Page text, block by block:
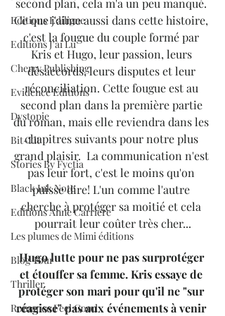
Editions Ediligne
Editions J'ai Lu
Cherry Publishing
Evidence Editions
Dystopie
Bit-Lit
Stories By Fyctia
Black Ink Note
Editions Anne Carrière
Les plumes de Mimi éditions
Blog Tour
Thriller
Romance Feel Good
second plan, cela m'a un peu manqué.
Ce que j'aime aussi dans cette histoire,
c'est la fougue du couple formé par
Kris et Hugo, leur passion, leurs
désaccords, leurs disputes et leur
réconciliation. Cette fougue est au
second plan dans la première partie
du roman, mais elle reviendra dans les
chapitres suivants pour notre plus
grand plaisir.  La communication n'est
pas leur fort, c'est le moins qu'on
puisse dire! L'un comme l'autre
cherche à protéger sa moitié et cela
pourrait leur coûter très cher...
Hugo lutte pour ne pas surprotéger
et étouffer sa femme. Kris essaye de
protéger son mari pour qu'il ne "sur
réagisse" pas aux événements à venir